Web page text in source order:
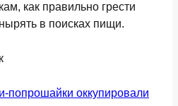
как правильно грести
в поисках пищи.
попрошайки оккупировали